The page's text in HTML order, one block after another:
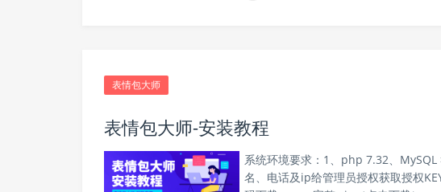
表情包大师
表情包大师-安装教程
系统环境要求：1、php 7.32、
名、电话及ip给管理员授权获取授权